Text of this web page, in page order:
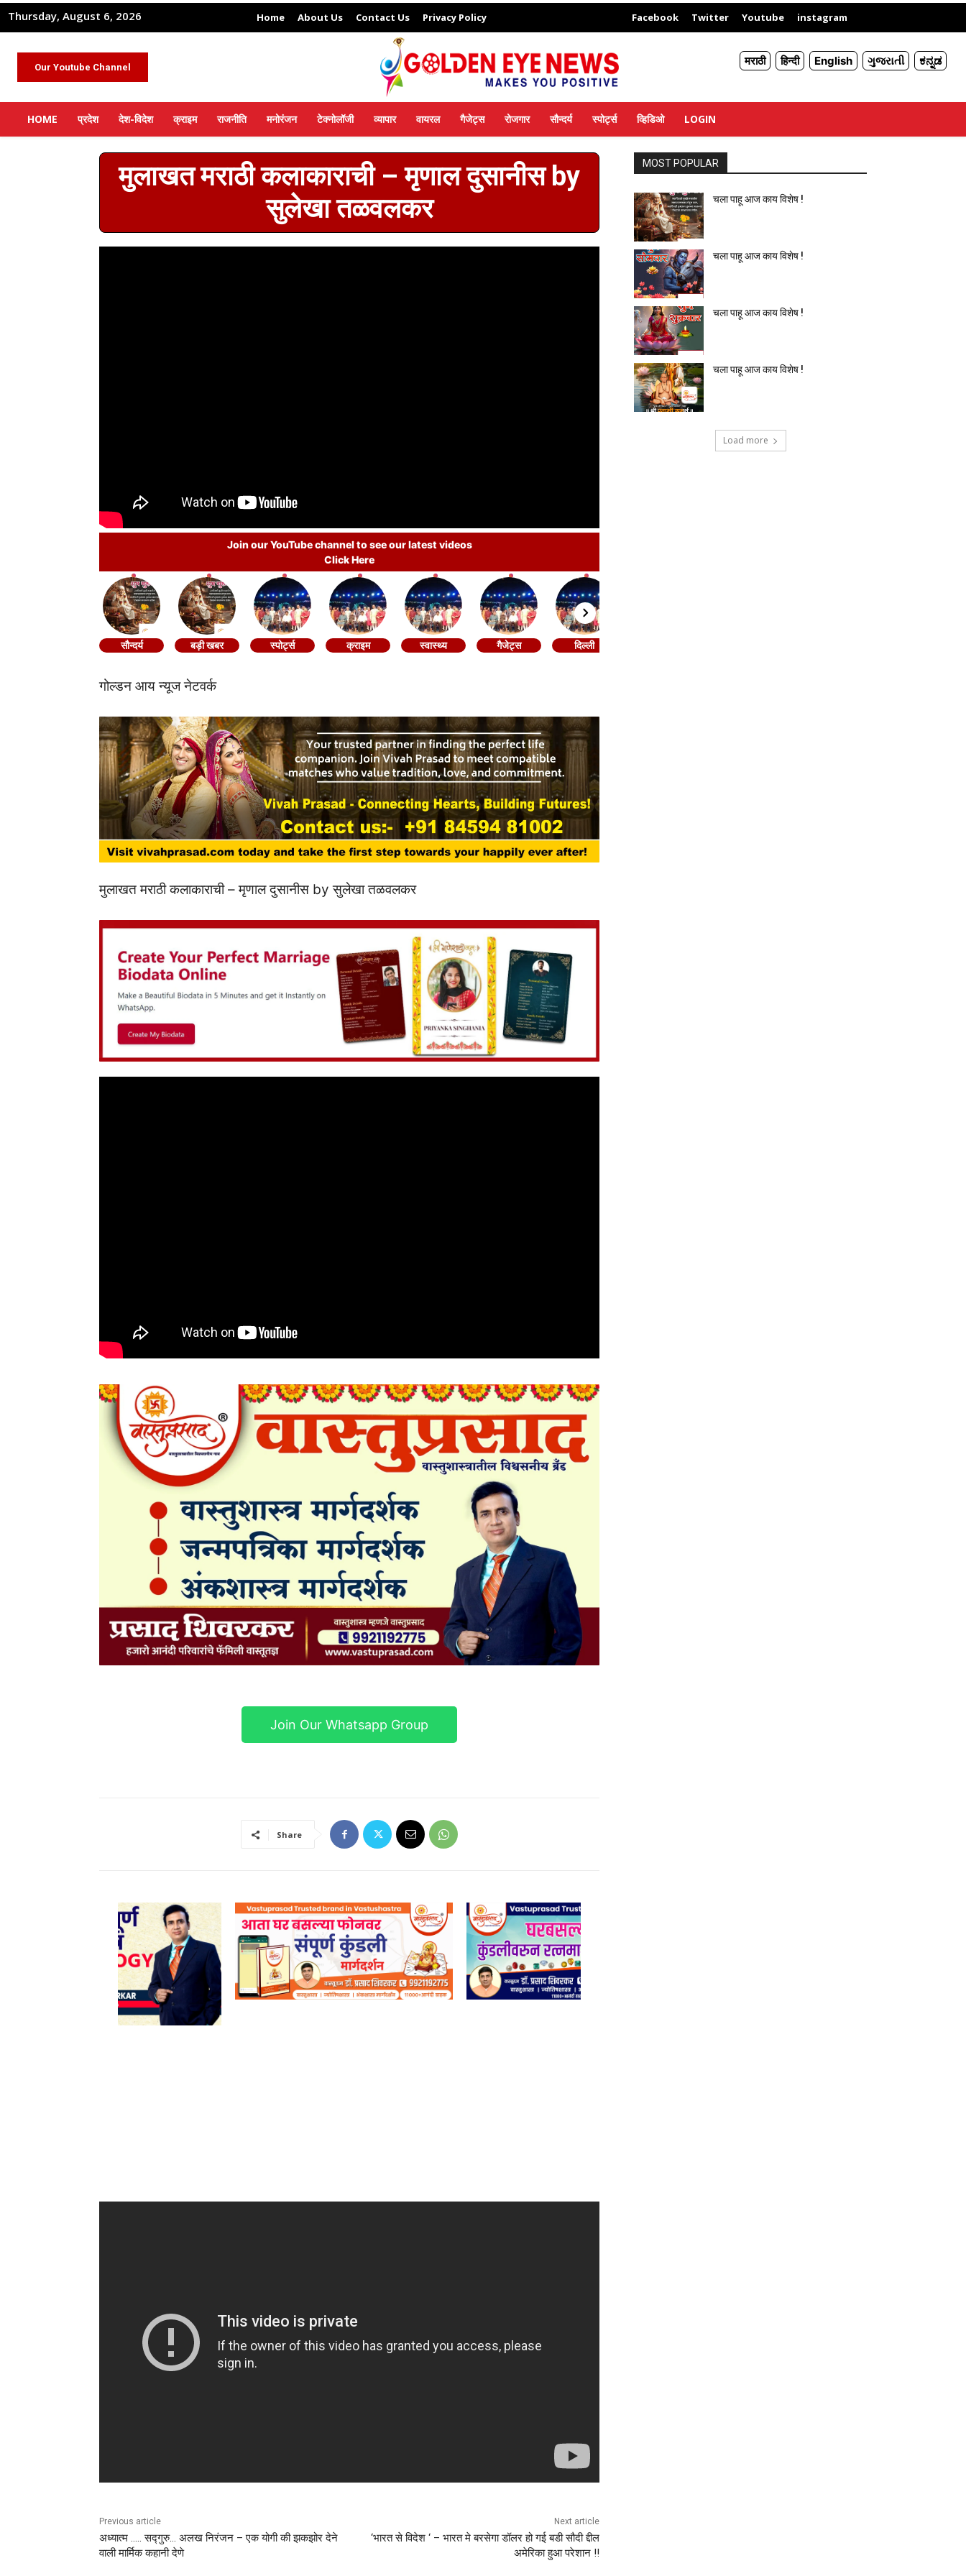
Thursday, August 6, 2026 Home About Us Contact Us Privacy Policy Facebook Twitter Youtube instagram
Our Youtube Channel मराठी हिन्दी English ગુજરાતી ಕನ್ನಡ
HOME प्रदेश देश-विदेश क्राइम राजनीति मनोरंजन टेक्नोलॉजी व्यापार वायरल गैजेट्स रोजगार सौन्दर्य स्पोर्ट्स व्हिडिओ LOGIN
मुलाखत मराठी कलाकाराची – मृणाल दुसानीस by
सुलेखा तळवलकर
Join our YouTube channel to see our latest videos
Click Here
सौन्दर्य बड़ी खबर स्पोर्ट्स क्राइम स्वास्थ्य गैजेट्स दिल्ली
गोल्डन आय न्यूज नेटवर्क
मुलाखत मराठी कलाकाराची – मृणाल दुसानीस by सुलेखा तळवलकर
Join Our Whatsapp Group
Share
Previous article
अध्यात्म ….. सद्गुरु… अलख निरंजन – एक योगी की झकझोर देने
वाली मार्मिक कहानी देणे
Next article
‘भारत से विदेश ‘ – भारत मे बरसेगा डॉलर हो गई बडी सौदी द्दील
अमेरिका हुआ परेशान !!
MOST POPULAR
चला पाहू आज काय विशेष !
चला पाहू आज काय विशेष !
चला पाहू आज काय विशेष !
चला पाहू आज काय विशेष !
Load more